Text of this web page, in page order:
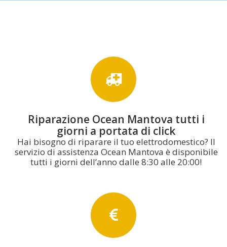
Riparazione Ocean Mantova tutti i
giorni a portata di click
Hai bisogno di riparare il tuo elettrodomestico? Il
servizio di assistenza Ocean Mantova è disponibile
tutti i giorni dell’anno dalle 8:30 alle 20:00!